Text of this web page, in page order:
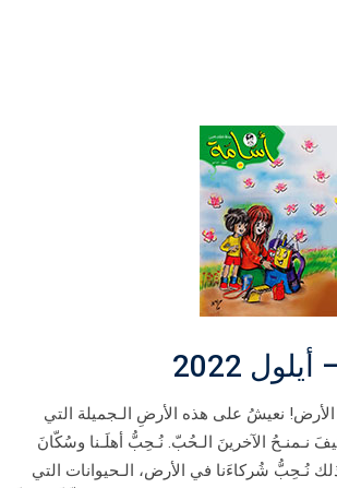
الأرض! نعيشُ على هذه الأرضِ الـجميلة التي
كيفَ نـمنـحُ الآخرينَ الـحُبّ. نُـحِبُّ أهلَـنا وسُكّانَ
نُـحِبُّ شُركاءَنا في الأرض، الـحيوانات التي